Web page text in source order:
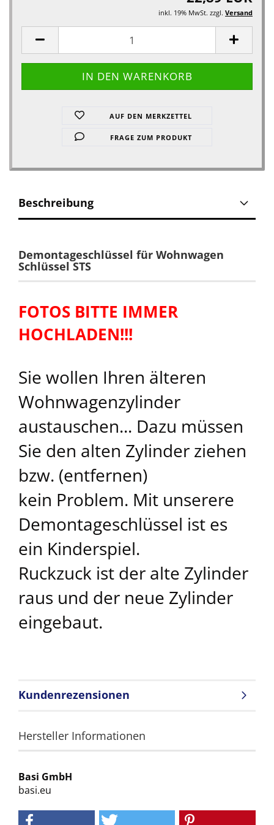
inkl. 19% MwSt. zzgl. Versand
AUF DEN MERKZETTEL
FRAGE ZUM PRODUKT
Beschreibung
Demontageschlüssel für Wohnwagen
Schlüssel STS
FOTOS BITTE IMMER
HOCHLADEN!!!
Sie wollen Ihren älteren
Wohnwagenzylinder
austauschen... Dazu müssen
Sie den alten Zylinder ziehen
bzw. (entfernen)
kein Problem. Mit unserere
Demontageschlüssel ist es
ein Kinderspiel.
Ruckzuck ist der alte Zylinder
raus und der neue Zylinder
eingebaut.
Kundenrezensionen
Hersteller Informationen
Basi GmbH
basi.eu